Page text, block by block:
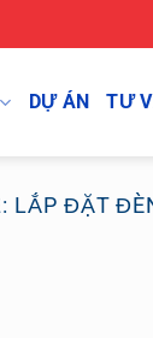
DỰ ÁN TƯ
LẮP ĐẶT